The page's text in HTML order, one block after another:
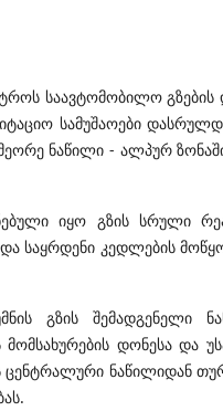
საავტომობილო გზების
სამუშაოები
ნაწილი - ალპურ
იყო გზის სრული
საყრდენი კედლების
გზის შემადგენელი
დონესა და
ნაწილიდან